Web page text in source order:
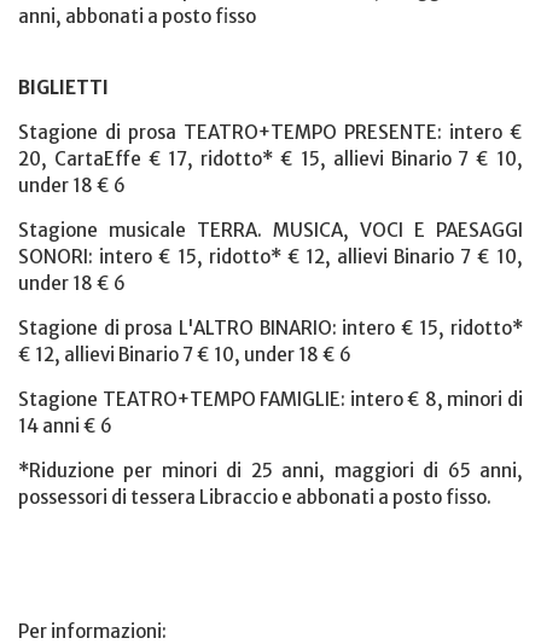
anni, abbonati a posto fisso
BIGLIETTI
Stagione di prosa TEATRO+TEMPO PRESENTE: intero €
20, CartaEffe € 17, ridotto* € 15, allievi Binario 7 € 10,
under 18 € 6
Stagione musicale TERRA. MUSICA, VOCI E PAESAGGI
SONORI: intero € 15, ridotto* € 12, allievi Binario 7 € 10,
under 18 € 6
Stagione di prosa L'ALTRO BINARIO: intero € 15, ridotto*
€ 12, allievi Binario 7 € 10, under 18 € 6
Stagione TEATRO+TEMPO FAMIGLIE: intero € 8, minori di
14 anni € 6
*Riduzione per minori di 25 anni, maggiori di 65 anni,
possessori di tessera Libraccio e abbonati a posto fisso.
Per informazioni: